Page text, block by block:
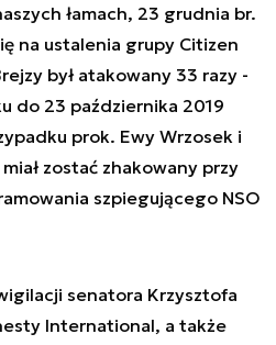
łamach, 23 grudnia br.
na ustalenia grupy Citizen
był atakowany 33 razy -
do 23 października 2019
prok. Ewy Wrzosek i
zostać zhakowany przy
szpiegującego NSO
senatora Krzysztofa
International, a także